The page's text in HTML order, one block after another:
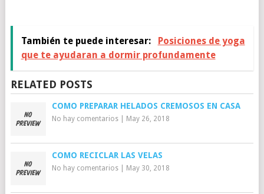
También te puede interesar:
Posiciones de yoga
que te ayudaran a dormir profundamente
RELATED POSTS
COMO PREPARAR HELADOS CREMOSOS EN CASA
No hay comentarios| May 26, 2018
COMO RECICLAR LAS VELAS
No hay comentarios| May 30, 2018